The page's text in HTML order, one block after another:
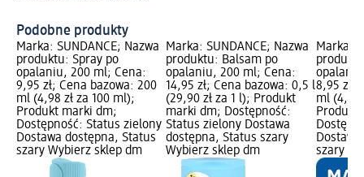
Podobne produkty
Marka: SUNDANCE; Nazwa
produktu: Spray po
opalaniu, 200 ml; Cena:
9,95 zł; Cena bazowa: 200
ml (4,98 zł za 100 ml);
Produkt marki dm;
Dostępność: Status zielony
Dostawa dostępna, Status
szary Wybierz sklep dm
Marka: SUNDANCE; Nazwa
produktu: Balsam po
opalaniu, 200 ml; Cena:
14,95 zł; Cena bazowa: 0,5 l
(29,90 zł za 1 l); Produkt
marki dm; Dostępność:
Status zielony Dostawa
dostępna, Status szary
Wybierz sklep dm
Marka:
8,95 zł;
ml (4,48
Produkt
szary